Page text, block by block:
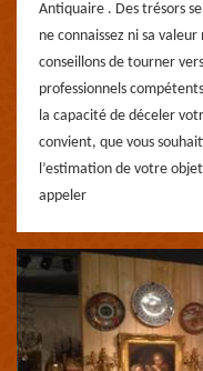
Antiquaire . Des trésors
ne connaissez ni sa
conseillons de tourner
professionnels
la capacité de déceler
convient, que vous
l’estimation de votre
appeler